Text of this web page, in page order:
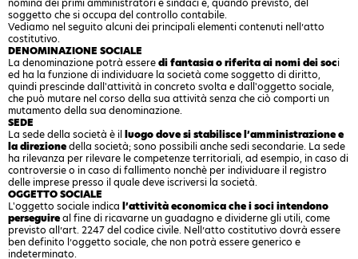
nomina dei primi amministratori e sindaci e, quando previsto, del
soggetto che si occupa del controllo contabile.
Vediamo nel seguito alcuni dei principali elementi contenuti nell’atto
costitutivo.
DENOMINAZIONE SOCIALE
La denominazione potrà esseredi fantasia o riferita ai nomi dei soci
ed ha la funzione di individuare la società come soggetto di diritto,
quindi prescinde dall'attività in concreto svolta e dall'oggetto sociale,
che può mutare nel corso della sua attività senza che ciò comporti un
mutamento della sua denominazione.
SEDE
La sede della società è illuogo dove si stabilisce l’amministrazione e
la direzionedella società; sono possibili anche sedi secondarie. La sede
ha rilevanza per rilevare le competenze territoriali, ad esempio, in caso di
controversie o in caso di fallimento nonchè per individuare il registro
delle imprese presso il quale deve iscriversi la società.
OGGETTO SOCIALE
L'oggetto sociale indica l’attività economica che i soci intendono
perseguireal fine di ricavarne un guadagno e dividerne gli utili, come
previsto all’art. 2247 del codice civile. Nell’atto costitutivo dovrà essere
ben definito l’oggetto sociale, che non potrà essere generico e
indeterminato.